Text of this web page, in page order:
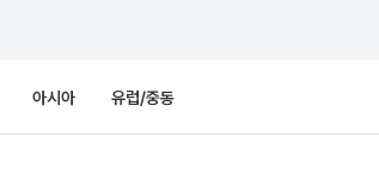
아시아 유럽/중동